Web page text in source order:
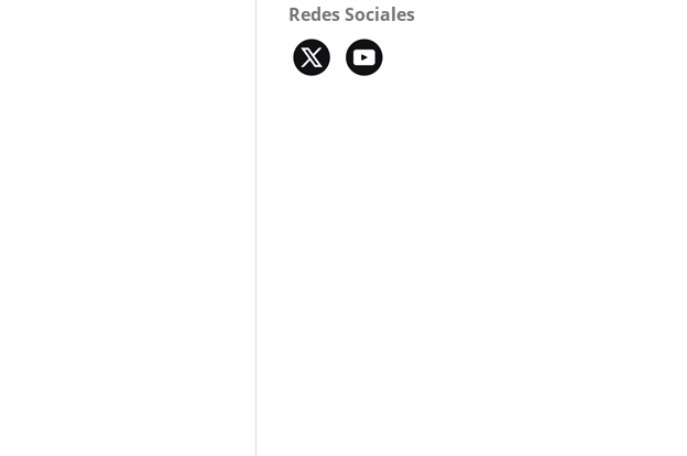
Redes Sociales